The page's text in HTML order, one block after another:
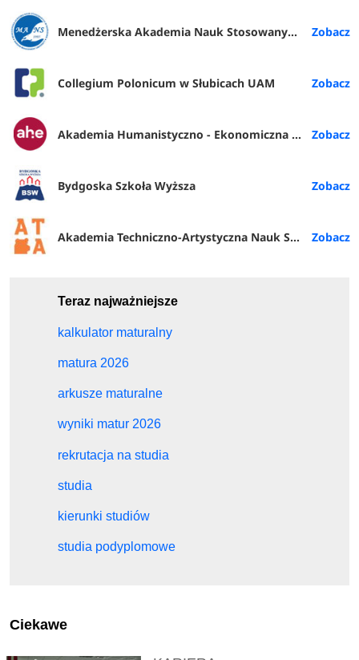
Menedżerska Akademia Nauk Stosowanych w Warszawie
Collegium Polonicum w Słubicach UAM
Akademia Humanistyczno - Ekonomiczna w Łodzi
Bydgoska Szkoła Wyższa
Akademia Techniczno-Artystyczna Nauk Stosowanych w Warszawie
Teraz najważniejsze
kalkulator maturalny
matura 2026
arkusze maturalne
wyniki matur 2026
rekrutacja na studia
studia
kierunki studiów
studia podyplomowe
Ciekawe